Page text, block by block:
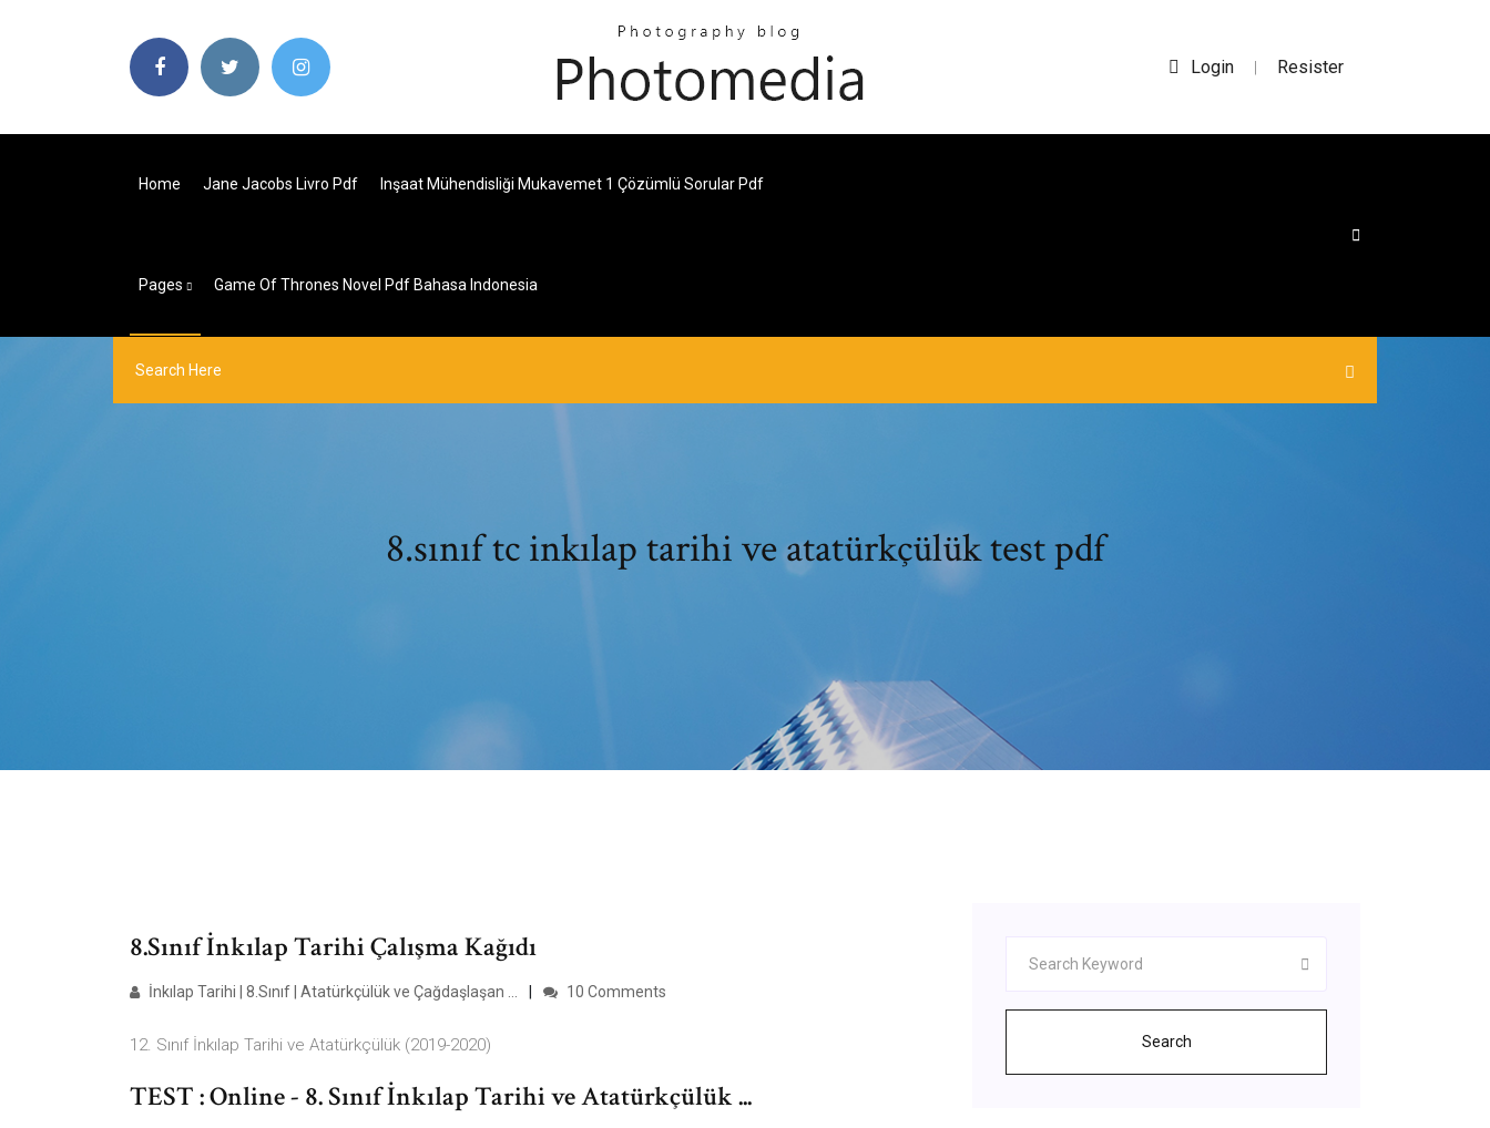
Login | Resister
Home Jane Jacobs Livro Pdf Inşaat Mühendisliği Mukavemet 1 Çözümlü Sorular Pdf
Pages Game Of Thrones Novel Pdf Bahasa Indonesia
8.sınıf tc inkılap tarihi ve atatürkçülük test pdf
8.Sınıf İnkılap Tarihi Çalışma Kağıdı
İnkılap Tarihi | 8.Sınıf | Atatürkçülük ve Çağdaşlaşan ... 10 Comments
12. Sınıf İnkılap Tarihi ve Atatürkçülük (2019-2020)
TEST : Online - 8. Sınıf İnkılap Tarihi ve Atatürkçülük ...
Search